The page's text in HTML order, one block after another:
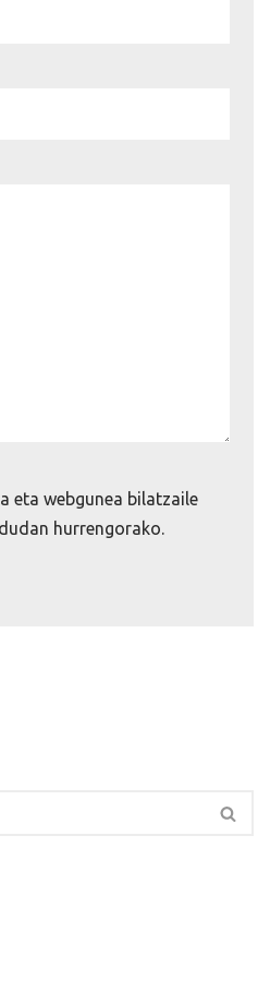
eta webgunea bilatzaile
hurrengorako.